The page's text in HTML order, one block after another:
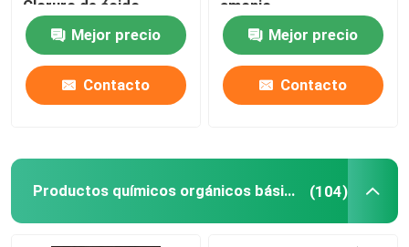
Cloruro de ácido
etanoico
Mejor precio
Contacto
amonio
Mejor precio
Contacto
Productos químicos orgánicos básicos (104)